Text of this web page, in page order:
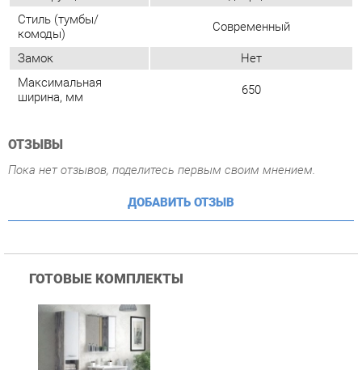
ОТЗЫВЫ
Пока нет отзывов, поделитесь первым своим мнением.
ГОТОВЫЕ КОМПЛЕКТЫ
Купить
Комплект мебели для
ванной Corozo Corozo
Лорена 65 Антик
33 990 ₽